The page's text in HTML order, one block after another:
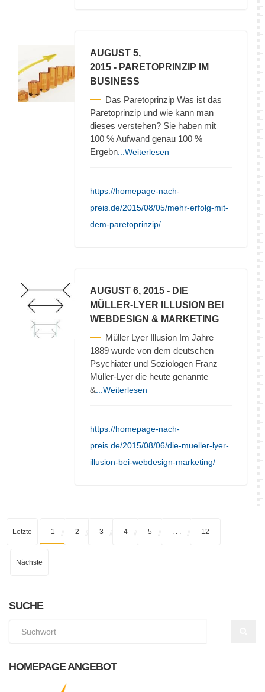
AUGUST 5,
2015 - PARETOPRINZIP IM
BUSINESS
Das Paretoprinzip Was ist das
Paretoprinzip und wie kann man
dieses verstehen? Sie haben mit
100 % Aufwand genau 100 %
Ergebn ...Weiterlesen
https://homepage-nach-
preis.de/2015/08/05/mehr-erfolg-mit-
dem-paretoprinzip/
AUGUST 6, 2015 - DIE
MÜLLER-LYER ILLUSION BEI
WEBDESIGN & MARKETING
Müller Lyer Illusion Im Jahre
1889 wurde von dem deutschen
Psychiater und Soziologen Franz
Müller-Lyer die heute genannte
& ...Weiterlesen
https://homepage-nach-
preis.de/2015/08/06/die-mueller-lyer-
illusion-bei-webdesign-marketing/
Letzte 1 2 3 4 5 12
Nächste
SUCHE
HOMEPAGE ANGEBOT